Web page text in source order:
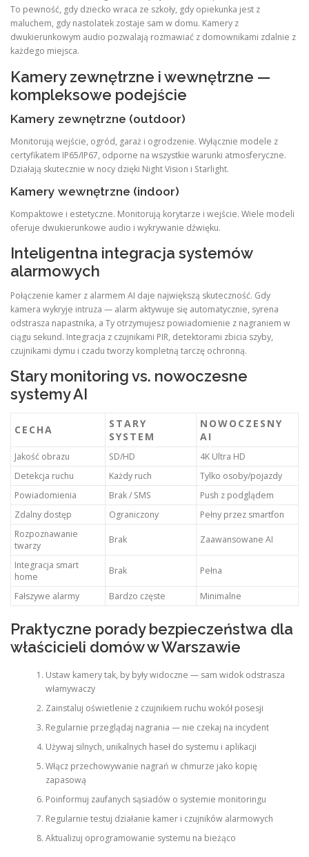
To pewność, gdy dziecko wraca ze szkoły, gdy opiekunka jest z
maluchem, gdy nastolatek zostaje sam w domu. Kamery z
dwukierunkowym audio pozwalają rozmawiać z domownikami zdalnie z
każdego miejsca.
Kamery zewnętrzne i wewnętrzne —
kompleksowe podejście
Kamery zewnętrzne (outdoor)
Monitorują wejście, ogród, garaż i ogrodzenie. Wyłącznie modele z
certyfikatem IP65/IP67, odporne na wszystkie warunki atmosferyczne.
Działają skutecznie w nocy dzięki Night Vision i Starlight.
Kamery wewnętrzne (indoor)
Kompaktowe i estetyczne. Monitorują korytarze i wejście. Wiele modeli
oferuje dwukierunkowe audio i wykrywanie dźwięku.
Inteligentna integracja systemów
alarmowych
Połączenie kamer z alarmem AI daje największą skuteczność. Gdy
kamera wykryje intruza — alarm aktywuje się automatycznie, syrena
odstrasza napastnika, a Ty otrzymujesz powiadomienie z nagraniem w
ciągu sekund. Integracja z czujnikami PIR, detektorami zbicia szyby,
czujnikami dymu i czadu tworzy kompletną tarczę ochronną.
Stary monitoring vs. nowoczesne
systemy AI
CECHA
STARY
SYSTEM
NOWOCZESNY
AI
Jakość obrazu SD/HD
4K Ultra HD
Detekcja ruchu
Każdy ruch
Tylko osoby/pojazdy
Powiadomienia
Brak / SMS
Push z podglądem
Zdalny dostęp
Ograniczony
Pełny przez smartfon
Rozpoznawanie
twarzy
Brak Zaawansowane AI
Integracja smart
home
Brak Pełna
Fałszywe alarmy Bardzo częste Minimalne
Praktyczne porady bezpieczeństwa dla
właścicieli domów w Warszawie
Ustaw kamery tak, by były widoczne — sam widok odstrasza
włamywaczy
Zainstaluj oświetlenie z czujnikiem ruchu wokół posesji
Regularnie przeglądaj nagrania — nie czekaj na incydent
Używaj silnych, unikalnych haseł do systemu i aplikacji
Włącz przechowywanie nagrań w chmurze jako kopię
zapasową
Poinformuj zaufanych sąsiadów o systemie monitoringu
Regularnie testuj działanie kamer i czujników alarmowych
Aktualizuj oprogramowanie systemu na bieżąco